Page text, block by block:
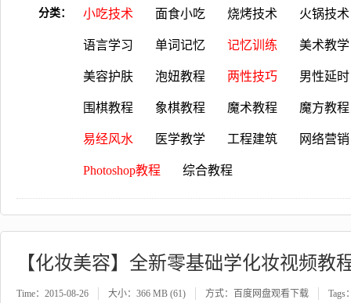
分类： 小吃技术 面食小吃 烧烤技术 火锅技术
语言学习 单词记忆 记忆训练 美术教学
美容护肤 泡妞教程 两性技巧 男性延时
围棋教程 象棋教程 魔术教程 魔方教程
易经风水 医学教学 工程建筑 网络营销
Photoshop教程 综合教程
【化妆美容】全新零基础学化妆视频教
Time：2015-08-26 大小：366 MB (61) 方式：百度网盘观看下载 Tags